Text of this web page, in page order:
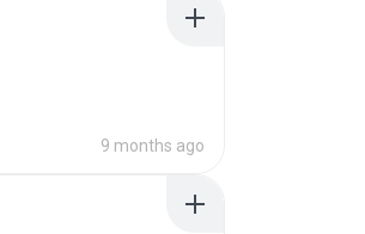
9 months ago